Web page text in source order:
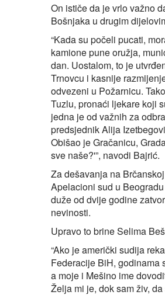
On ističe da je vrlo važno
Bošnjaka u drugim
“Kada su počeli pucati,
kamione pune oružja,
dan. Uostalom, to je
Trnovcu i kasnije
odvezeni u Požarnicu.
Tuzlu, pronaći ljekare koji
jedna je od važnih za
predsjednik Alija
Obišao je Gračanicu,
sve naše?'”, navodi Bajrić.
Za dešavanja na
Apelacioni sud u
duže od dvije godine
nevinosti.
Upravo to brine Selima
“Ako je američki sudija
Federacije BiH, godinama
a moje i Mešino ime
Želja mi je, dok sam živ,